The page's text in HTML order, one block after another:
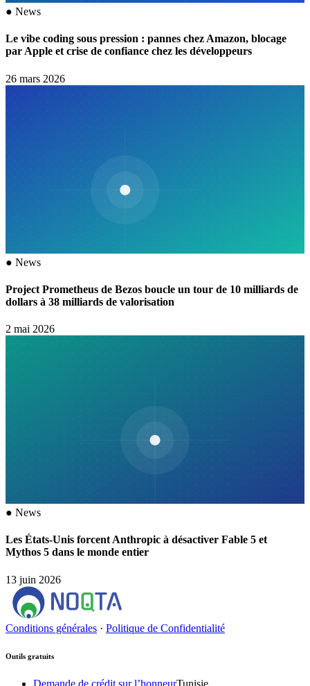
● News
Le vibe coding sous pression : pannes chez Amazon, blocage
par Apple et crise de confiance chez les développeurs
26 mars 2026
● News
Project Prometheus de Bezos boucle un tour de 10 milliards de
dollars à 38 milliards de valorisation
2 mai 2026
● News
Les États-Unis forcent Anthropic à désactiver Fable 5 et
Mythos 5 dans le monde entier
13 juin 2026
Conditions générales · Politique de Confidentialité
Outils gratuits
Demande de crédit sur l’honneurTunisie